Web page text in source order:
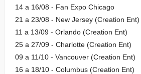
14 a 16/08 - Fan Expo Chicago
21 a 23/08 - New Jersey (Creation Ent)
11 a 13/09 - Orlando (Creation Ent)
25 a 27/09 - Charlotte (Creation Ent)
09 a 11/10 - Vancouver (Creation Ent)
16 a 18/10 - Columbus (Creation Ent)